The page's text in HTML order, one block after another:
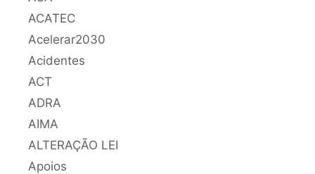
ACATEC
Acelerar2030
Acidentes
ACT
ADRA
AIMA
ALTERAÇÃO LEI
Apoios